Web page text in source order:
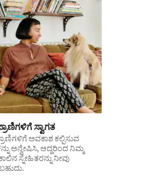
ಸ್ವಾಗತ
ಅವಕಾಶ ಕಲ್ಪಿಸುವ
ಅನ್ವೇಷಿಸಿ, ಆದ್ದರಿಂದ ನಿಮ್ಮ
ಸ್ನೇಹಿತರನ್ನು ನೀವು